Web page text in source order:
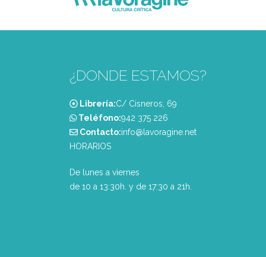
¿DONDE ESTAMOS?
Librería:C/ Cisneros, 69
Teléfono:‭942 375 226‬
Contacto:info@lavoragine.net
HORARIOS
De lunes a viernes
de 10 a 13:30h. y de 17:30 a 21h.